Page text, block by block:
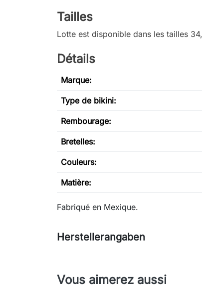
Tailles
Lotte est disponible dans les tailles
Détails
Marque:
Type de bikini:
Rembourage:
Bretelles:
Couleurs:
Matière:
Fabriqué en Mexique.
Herstellerangaben
Vous aimerez aussi